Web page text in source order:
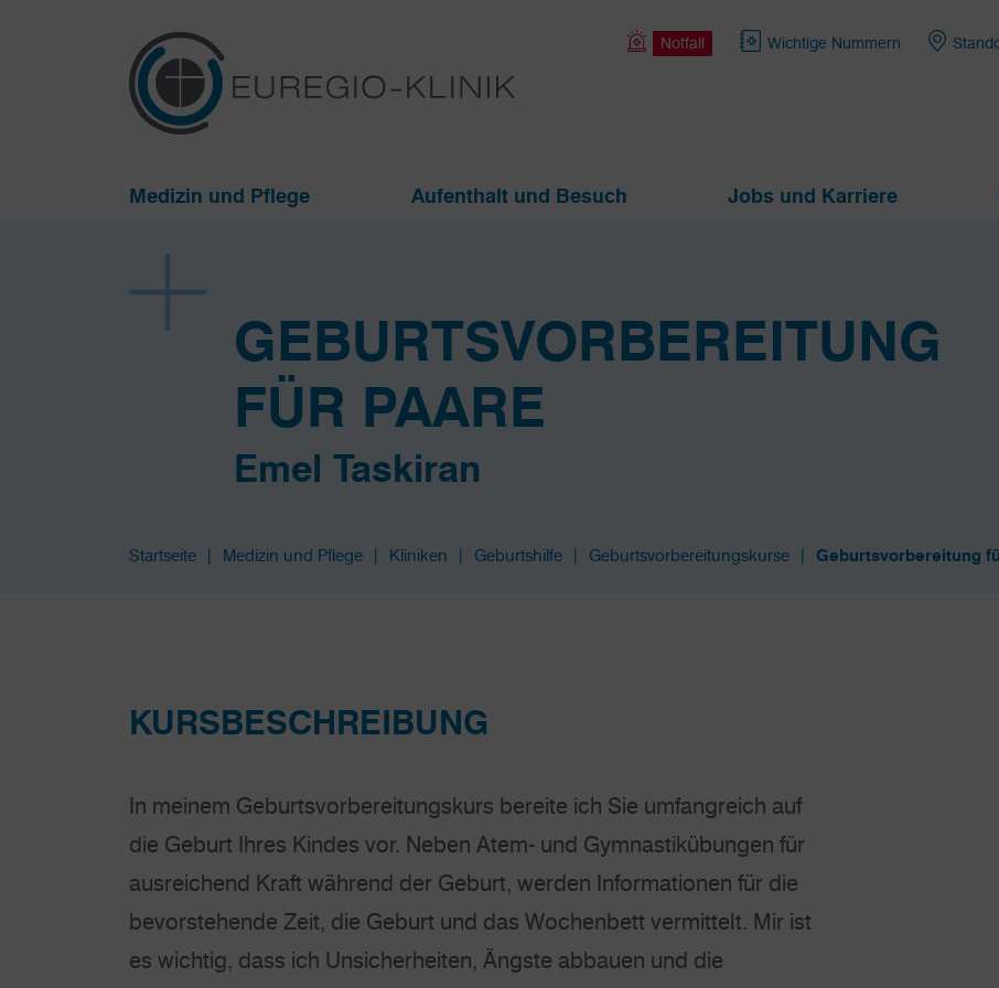
Notfall Wichtige Nummern
Medizin und Pflege Aufenthalt und Besuch Jobs und Karriere
GEBURTSVORBEREITUNG
FÜR PAARE
Emel Taskiran
Startseite Medizin und Pflege Kliniken Geburtshilfe Geburtsvorbereitungskurse Geburtsvorbereitung
KURSBESCHREIBUNG
In meinem Geburtsvorbereitungskurs bereite ich Sie umfangreich auf
die Geburt Ihres Kindes vor. Neben Atem- und Gymnastikübungen für
ausreichend Kraft während der Geburt, werden Informationen für die
bevorstehende Zeit, die Geburt und das Wochenbett vermittelt. Mir ist
es wichtig, dass ich Unsicherheiten, Ängste abbauen und die